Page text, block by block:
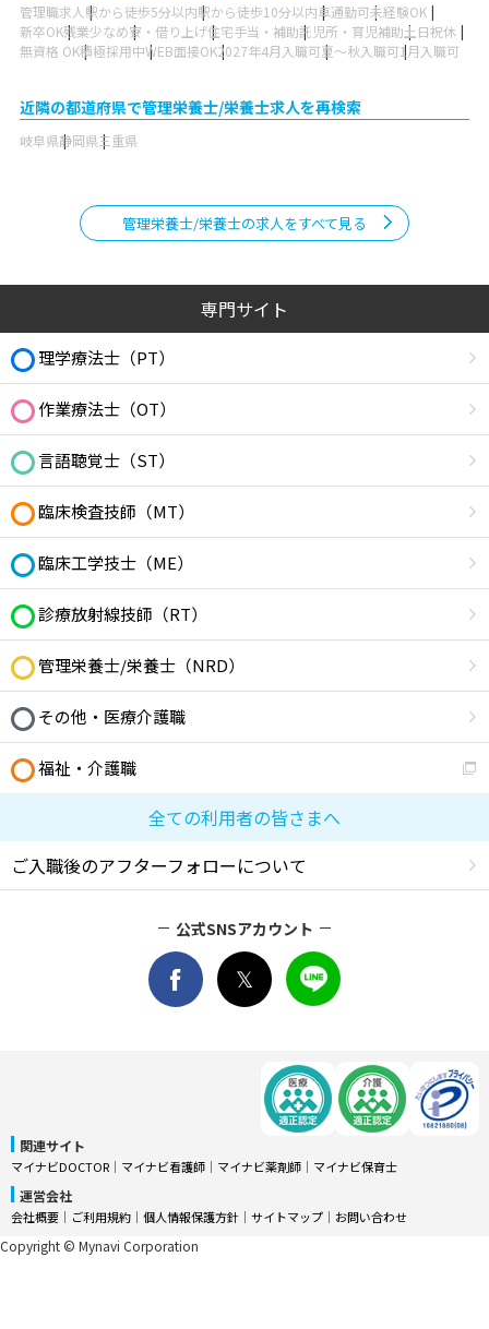
管理職求人 駅から徒歩5分以内駅から徒歩10分以内車通勤可未経験OK
新卒OK残業少なめ寮・借り上げ住宅手当・補助託児所・育児補助土日祝休
無資格 OK積極採用中WEB面接OK2027年4月入職可夏～秋入職可1月入職可
近隣の都道府県で管理栄養士/栄養士求人を再検索
岐阜県静岡県三重県
管理栄養士/栄養士の求人をすべて見る
専門サイト
理学療法士（PT）
作業療法士（OT）
言語聴覚士（ST）
臨床検査技師（MT）
臨床工学技士（ME）
診療放射線技師（RT）
管理栄養士/栄養士（NRD）
その他・医療介護職
福祉・介護職
全ての利用者の皆さまへ
ご入職後のアフターフォローについて
公式SNSアカウント
関連サイト
マイナビDOCTOR │ マイナビ看護師 │ マイナビ薬剤師 │ マイナビ保育士
運営会社
会社概要 │ ご利用規約 │ 個人情報保護方針 │ サイトマップ │ お問い合わせ
Copyright © Mynavi Corporation